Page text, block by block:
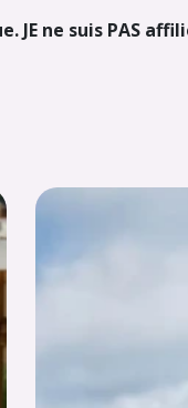
ne suis PAS